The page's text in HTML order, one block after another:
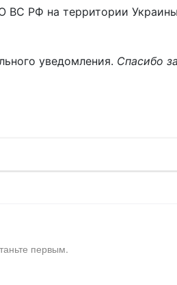
ВС РФ на территории
уведомления. Спасибо
первым.